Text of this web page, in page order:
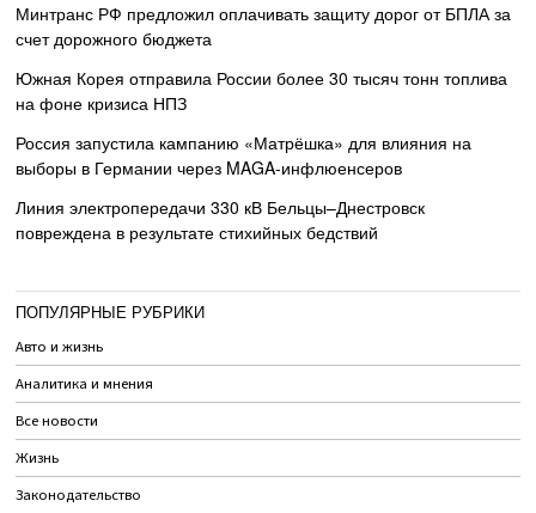
Минтранс РФ предложил оплачивать защиту дорог от БПЛА за
счет дорожного бюджета
Южная Корея отправила России более 30 тысяч тонн топлива
на фоне кризиса НПЗ
Россия запустила кампанию «Матрёшка» для влияния на
выборы в Германии через MAGA-инфлюенсеров
Линия электропередачи 330 кВ Бельцы–Днестровск
повреждена в результате стихийных бедствий
ПОПУЛЯРНЫЕ РУБРИКИ
Авто и жизнь
Аналитика и мнения
Все новости
Жизнь
Законодательство